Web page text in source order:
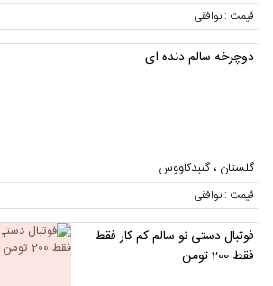
قیمت : توافقی
دوچرخه سالم دنده ای
گلستان ، گنبدکاووس
قیمت : توافقی
فوتبال دستی نو سالم کم کار فقط
فقط 200 تومن